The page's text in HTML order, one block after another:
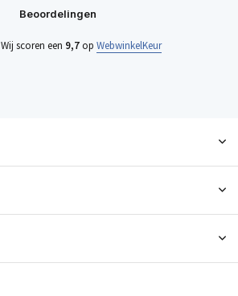
Beoordelingen
Wij scoren een 9,7op WebwinkelKeur